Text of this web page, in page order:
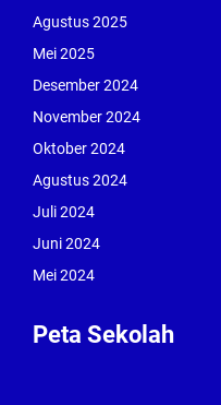
Agustus 2025
Mei 2025
Desember 2024
November 2024
Oktober 2024
Agustus 2024
Juli 2024
Juni 2024
Mei 2024
Peta Sekolah